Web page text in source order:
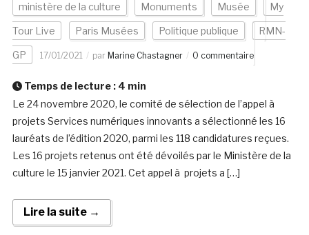
ministère de la culture Monuments Musée My
Tour Live Paris Musées Politique publique RMN-
GP 17/01/2021 par Marine Chastagner 0 commentaire
Temps de lecture : 4 min
Le 24 novembre 2020, le comité de sélection de l’appel à
projets Services numériques innovants a sélectionné les 16
lauréats de l’édition 2020, parmi les 118 candidatures reçues.
Les 16 projets retenus ont été dévoilés par le Ministère de la
culture le 15 janvier 2021. Cet appel à projets a […]
Lire la suite →